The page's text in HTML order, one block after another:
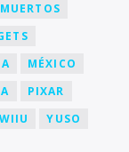
MÉXICO
PIXAR
WIIU YUSO